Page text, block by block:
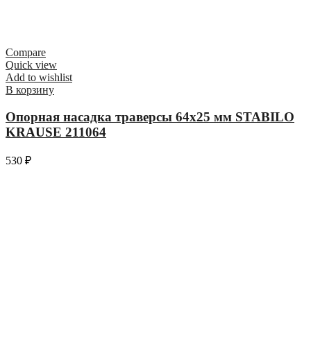
Compare
Quick view
Add to wishlist
В корзину
Опорная насадка траверсы 64х25 мм STABILO
KRAUSE 211064
530 ₽